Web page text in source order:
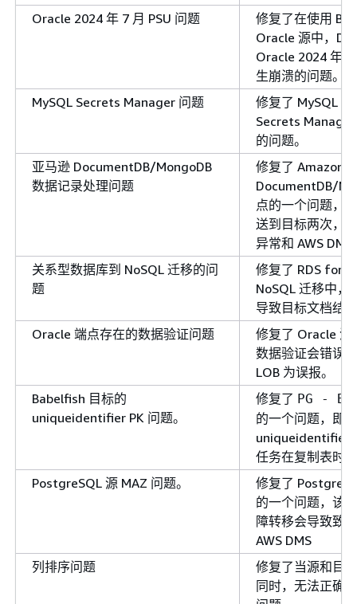
Oracle 2024 年 7 月 PSU 问题
修复了在使用
Oracle 源中，
Oracle 2024 年 7
生崩溃的问题。
MySQL Secrets Manager 问题
修复了 MySQL
Secrets
的问题。
亚马逊 DocumentDB/MongoDB
数据记录处理问题
修复了 Amazon
DocumentDB/
点的一个问题，
送到目标两次，
异常和 AWS
关系型数据库到 NoSQL 迁移的问
题
修复了 RDS for
NoSQL 迁移中，
导致目标文档结
Oracle 端点存在的数据验证问题
修复了 Oracle 源
数据验证会错误
LOB 为误报。
Babelfish 目标的
uniqueidentifier PK 问题。
修复了 PG -
的一个问题，即
uniqueidentifier
任务在复制表时
PostgreSQL 源 MAZ 问题。
修复了
的一个问题，该
障转移会导致致
AWS DMS
列排序问题
修复了当源和目
同时，无法正确